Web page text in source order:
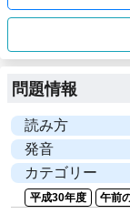
問題情報
読み方
発音
カテゴリー
平成30年度 午前